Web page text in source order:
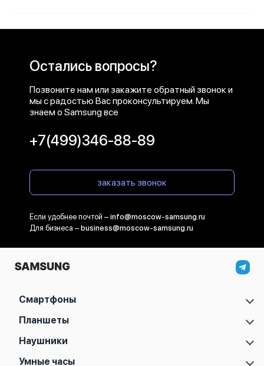
Остались вопросы?
Позвоните нам или закажите обратный звонок и
мы с радостью Вас проконсультируем. Мы
знаем о Samsung все
+7(499)346-88-89
заказать звонок
Если удобнее почтой – info@moscow-samsung.ru
Для бизнеса – business@moscow-samsung.ru
Смартфоны
Samsung Galaxy S
Samsung Galaxy Z
Планшеты
Samsung Galaxy Tab A11
Samsung Galaxy Tab S10 FE
Наушники
Samsung Galaxy Buds 2
Умные часы